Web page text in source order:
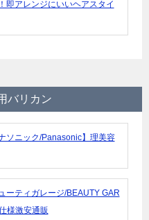
即アレンジにいいヘアスタイ
バリカン
ソニック/Panasonic】理美容
ーティガレージ/BEAUTY GAR
様激安通販